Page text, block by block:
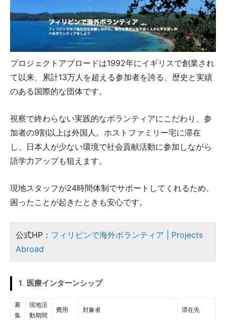
プロジェクトアブロードは1992年にイギリスで創業され
て以来、累計13万人を超える参加者を誇る、歴史と実績
のある国際的な団体です。
視察で終わらない実践的なボランティアにこだわり、参
加者の9割以上は外国人。ホストファミリー宅に滞在
し、日本人が少ない環境で社会貢献活動に参加しながら
語学力アップも狙えます。
現地スタッフが24時間体制でサポートしてくれるため、
困ったことが起きたときも安心です。
公式HP： フィリピンで海外ボランティア | Projects
Abroad
1. 医療インターンシップ
募
集
現地活
動期間
費用 対象者 滞在先